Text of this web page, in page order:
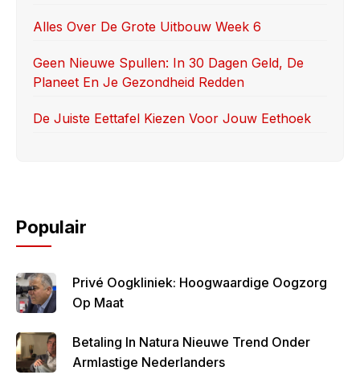
Alles Over De Grote Uitbouw Week 6
Geen Nieuwe Spullen: In 30 Dagen Geld, De
Planeet En Je Gezondheid Redden
De Juiste Eettafel Kiezen Voor Jouw Eethoek
Populair
Privé Oogkliniek: Hoogwaardige Oogzorg
Op Maat
Betaling In Natura Nieuwe Trend Onder
Armlastige Nederlanders